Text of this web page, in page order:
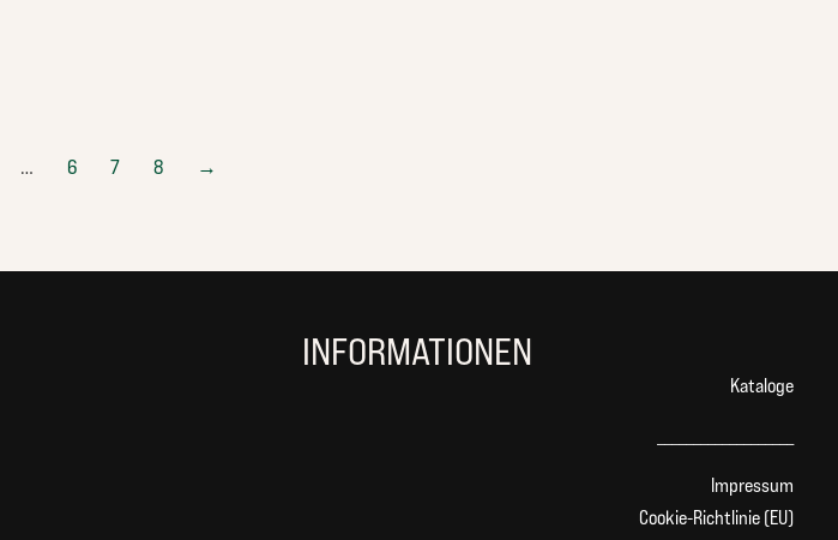
… 6 7 8 →
INFORMATIONEN
Kataloge
Impressum
Cookie-Richtlinie (EU)